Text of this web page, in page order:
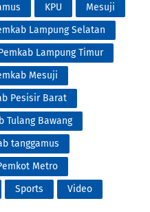
KPU
Mesuji
Lampung Selatan
Lampung Timur
Mesuji
Pesisir Barat
Tulang Bawang
tanggamus
Metro
Sports
Video